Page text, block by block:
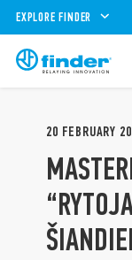
EXPLORE FINDER
20 FEBRUARY